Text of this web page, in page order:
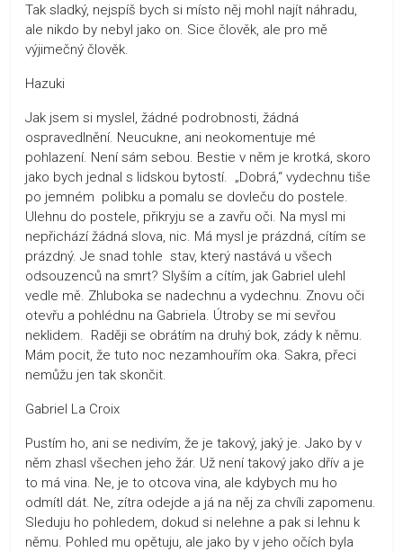
Tak sladký, nejspíš bych si místo něj mohl najít náhradu,
ale nikdo by nebyl jako on. Sice člověk, ale pro mě
výjimečný člověk.
Hazuki
Jak jsem si myslel, žádné podrobnosti, žádná
ospravedlnění. Neucukne, ani neokomentuje mé
pohlazení. Není sám sebou. Bestie v něm je krotká, skoro
jako bych jednal s lidskou bytostí. „Dobrá,“ vydechnu tiše
po jemném polibku a pomalu se dovleču do postele.
Ulehnu do postele, přikryju se a zavřu oči. Na mysl mi
nepřichází žádná slova, nic. Má mysl je prázdná, cítím se
prázdný. Je snad tohle stav, který nastává u všech
odsouzenců na smrt? Slyším a cítím, jak Gabriel ulehl
vedle mě. Zhluboka se nadechnu a vydechnu. Znovu oči
otevřu a pohlédnu na Gabriela. Útroby se mi sevřou
neklidem. Raději se obrátím na druhý bok, zády k němu.
Mám pocit, že tuto noc nezamhouřím oka. Sakra, přeci
nemůžu jen tak skončit.
Gabriel La Croix
Pustím ho, ani se nedivím, že je takový, jaký je. Jako by v
něm zhasl všechen jeho žár. Už není takový jako dřív a je
to má vina. Ne, je to otcova vina, ale kdybych mu ho
odmítl dát. Ne, zítra odejde a já na něj za chvíli zapomenu.
Sleduju ho pohledem, dokud si nelehne a pak si lehnu k
němu. Pohled mu opětuju, ale jako by v jeho očích byla